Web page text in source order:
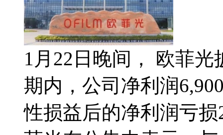
1月22日晚间， 欧菲
期内，公司净利润
性损益后的净利润亏损